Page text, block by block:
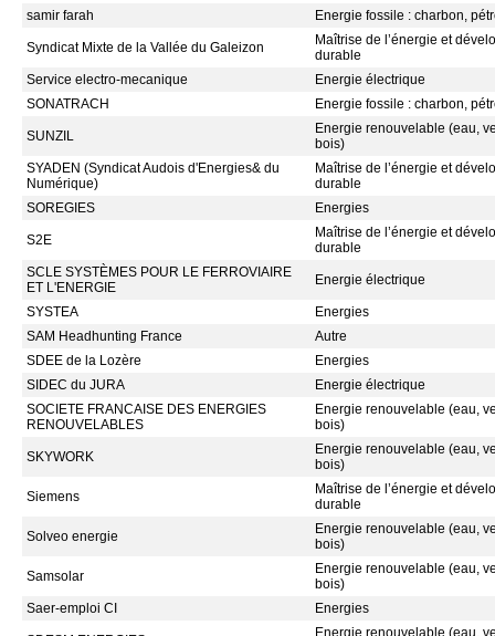
samir farah
Energie fossile : charbon,
Syndicat Mixte de la Vallée du Galeizon
Maîtrise de l’énergie et
durable
Service electro-mecanique
Energie électrique
SONATRACH
Energie fossile : charbon,
SUNZIL
Energie renouvelable (eau,
bois)
SYADEN (Syndicat Audois d'Energies& du
Numérique)
Maîtrise de l’énergie et
durable
SOREGIES
Energies
S2E
Maîtrise de l’énergie et
durable
SCLE SYSTÈMES POUR LE FERROVIAIRE
ET L'ENERGIE
Energie électrique
SYSTEA
Energies
SAM Headhunting France
Autre
SDEE de la Lozère
Energies
SIDEC du JURA
Energie électrique
SOCIETE FRANCAISE DES ENERGIES
RENOUVELABLES
Energie renouvelable (eau,
bois)
SKYWORK
Energie renouvelable (eau,
bois)
Siemens
Maîtrise de l’énergie et
durable
Solveo energie
Energie renouvelable (eau,
bois)
Samsolar
Energie renouvelable (eau,
bois)
Saer-emploi CI
Energies
Energie renouvelable (eau,